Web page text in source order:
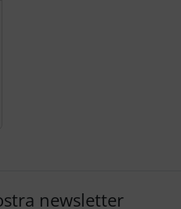
newsletter